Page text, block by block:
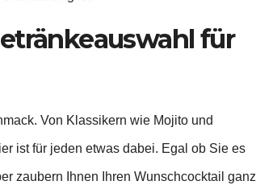
für
Von Klassikern wie Mojito und
ist für jeden etwas dabei. Egal ob Sie es
zaubern Ihnen Ihren Wunschcocktail ganz